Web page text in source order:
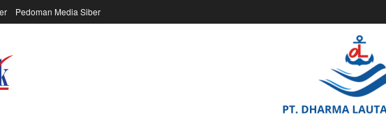
Pedoman Media Siber